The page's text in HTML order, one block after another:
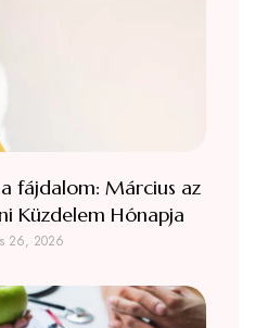
fájdalom: Március az
Küzdelem Hónapja
26, 2026